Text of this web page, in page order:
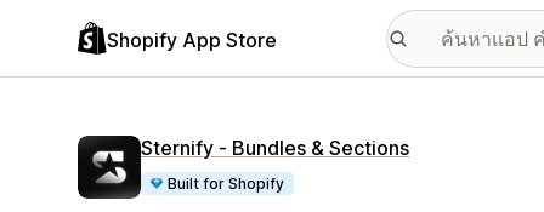
Shopify App Store
Sternify ‑ Bundles & Sections
Built for Shopify